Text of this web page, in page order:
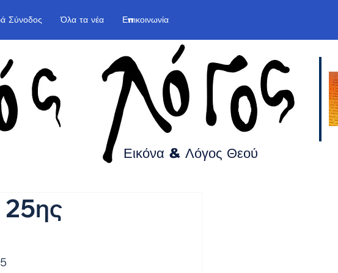
Σύνοδος Όλα τα νέα Επικοινωνία
Εικόνα & Λόγος Θεού
25ης